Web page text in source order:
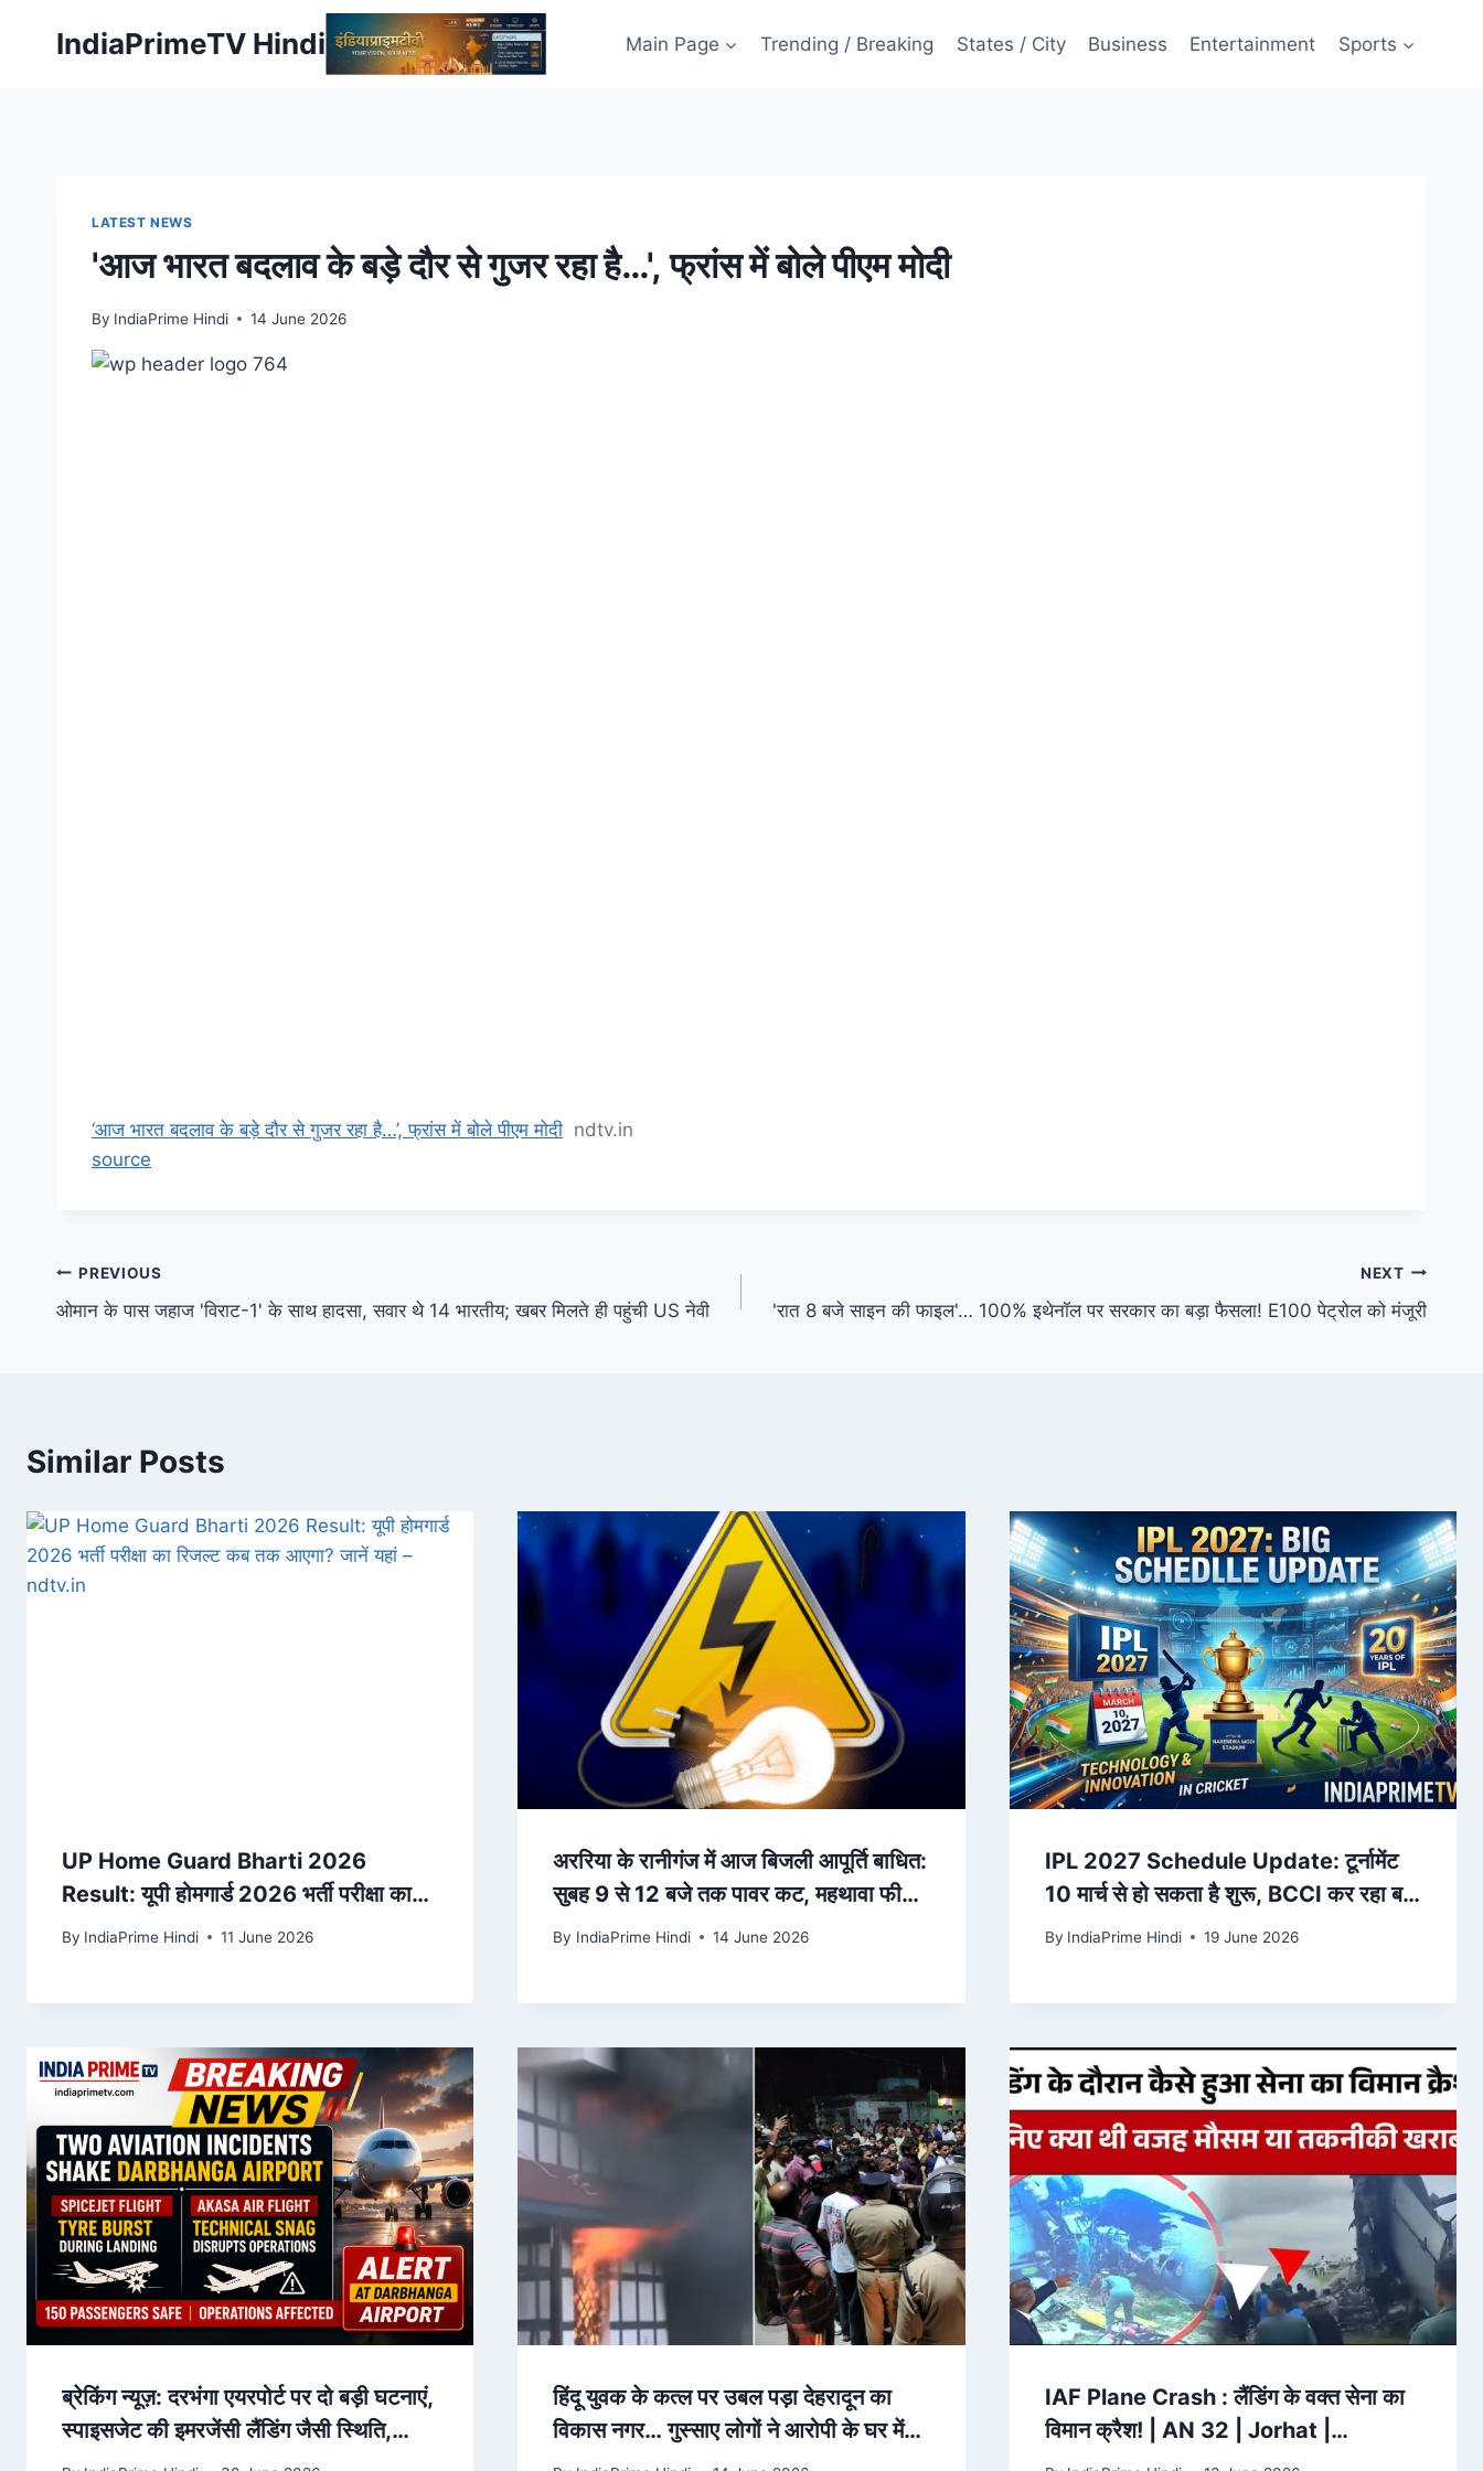
IndiaPrimeTV Hindi Main Page Trending / Breaking States / City Business Entertainment Sports
LATEST NEWS
'आज भारत बदलाव के बड़े दौर से गुजर रहा है…', फ्रांस में बोले पीएम मोदी
By IndiaPrime Hindi 14 June 2026
‘आज भारत बदलाव के बड़े दौर से गुजर रहा है…’, फ्रांस में बोले पीएम मोदी ndtv.in
source
Post
navigation
PREVIOUS
ओमान के पास जहाज 'विराट-1' के साथ हादसा, सवार थे 14 भारतीय; खबर मिलते ही पहुंची US नेवी
NEXT
'रात 8 बजे साइन की फाइल'… 100% इथेनॉल पर सरकार का बड़ा फैसला! E100 पेट्रोल को मंजूरी
Similar Posts
UP Home Guard Bharti 2026
Result: यूपी होमगार्ड 2026 भर्ती परीक्षा का
रिजल्ट कब तक आएगा? जानें यहां – ndtv.in
By IndiaPrime Hindi 11 June 2026
अररिया के रानीगंज में आज बिजली आपूर्ति बाधित:
सुबह 9 से 12 बजे तक पावर कट, महथावा फीडर
और शंकरपुर फीडर में ..
By IndiaPrime Hindi 14 June 2026
IPL 2027 Schedule Update: टूर्नामेंट
10 मार्च से हो सकता है शुरू, BCCI कर रहा बड़ा
बदलाव
By IndiaPrime Hindi 19 June 2026
ब्रेकिंग न्यूज़: दरभंगा एयरपोर्ट पर दो बड़ी घटनाएं,
स्पाइसजेट की इमरजेंसी लैंडिंग जैसी स्थिति,
अकासा एयर में तकनीकी खराबी
हिंदू युवक के कत्ल पर उबल पड़ा देहरादून का
विकास नगर… गुस्साए लोगों ने आरोपी के घर में
लगाई आग, इंटरनेट भी बंद
IAF Plane Crash : लैंडिंग के वक्त सेना का
विमान क्रैश! | AN 32 | Jorhat |
Breaking News| Air Force – ABP